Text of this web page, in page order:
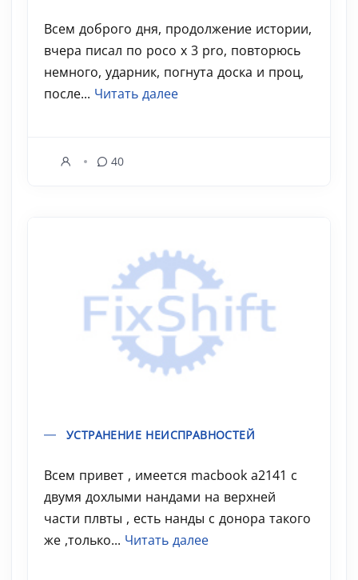
Всем доброго дня, продолжение истории,
вчера писал по poco x 3 pro, повторюсь
немного, ударник, погнута доска и проц,
после... Читать далее
40
УСТРАНЕНИЕ НЕИСПРАВНОСТЕЙ
Всем привет , имеется macbook a2141 с
двумя дохлыми нандами на верхней
части плвты , есть нанды с донора такого
же ,только... Читать далее